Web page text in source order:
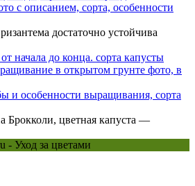
с описанием, сорта, особенности
достаточно устойчива
и особенности выращивания, сорта
Брокколи, цветная капуста —
- Уход за цветами